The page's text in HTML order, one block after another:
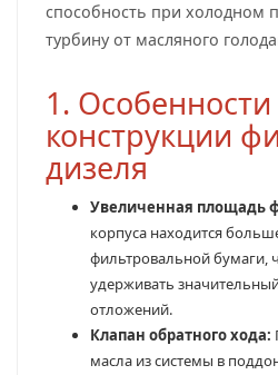
способность при холодном
турбину от масляного
1. Особенности
конструкции
дизеля
Увеличенная площадь
корпуса находится
фильтровальной бумаги,
удерживать
отложений.
Клапан обратного хода:
масла из системы в